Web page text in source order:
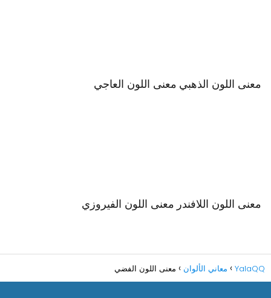
معنى اللون الذهبي معنى اللون العاجي
معنى اللون اللافندر معنى اللون الفيروزي
YalaQQ معاني الألوان معنى اللون الفضي